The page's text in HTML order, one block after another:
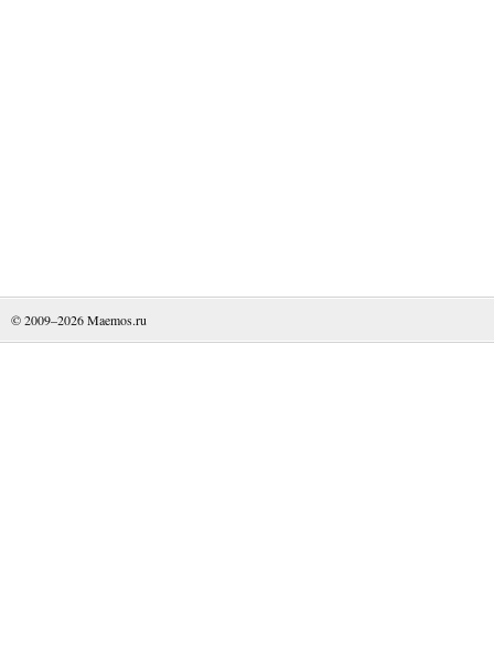
© 2009–2026Maemos.ru